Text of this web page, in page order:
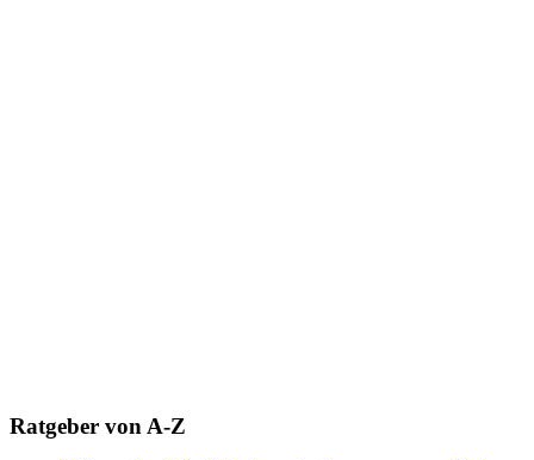
Ratgeber von A-Z